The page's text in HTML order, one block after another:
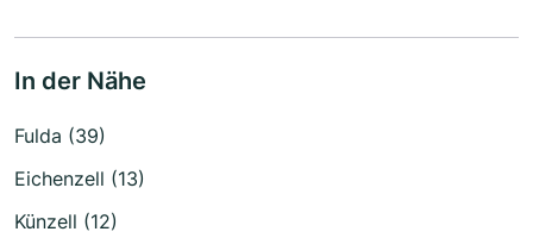
In der Nähe
Fulda (39)
Eichenzell (13)
Künzell (12)